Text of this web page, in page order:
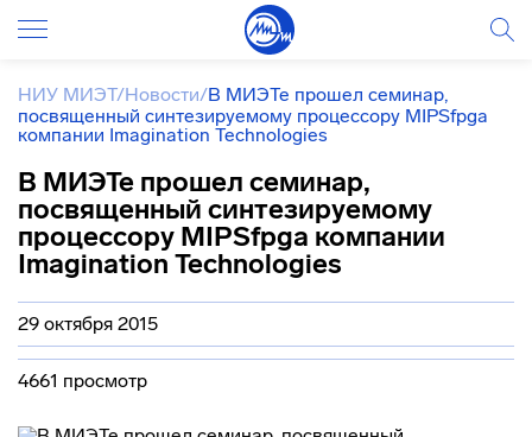
НИУ МИЭТ/Новости/В МИЭТе прошел семинар,
посвященный синтезируемому процессору MIPSfpga
компании Imagination Technologies
В МИЭТе прошел семинар,
посвященный синтезируемому
процессору MIPSfpga компании
Imagination Technologies
29 октября 2015
4661 просмотр